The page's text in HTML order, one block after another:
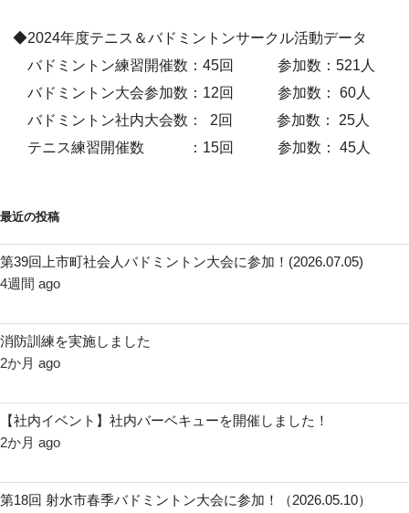
◆2024年度テニス＆バドミントンサークル活動データ
バドミントン練習開催数：45回 参加数：521人
バドミントン大会参加数：12回 参加数： 60人
バドミントン社内大会数： 2回 参加数： 25人
テニス練習開催数 ：15回 参加数： 45人
最近の投稿
第39回上市町社会人バドミントン大会に参加！(2026.07.05)
4週間 ago
消防訓練を実施しました
2か月 ago
【社内イベント】社内バーベキューを開催しました！
2か月 ago
第18回 射水市春季バドミントン大会に参加！（2026.05.10）